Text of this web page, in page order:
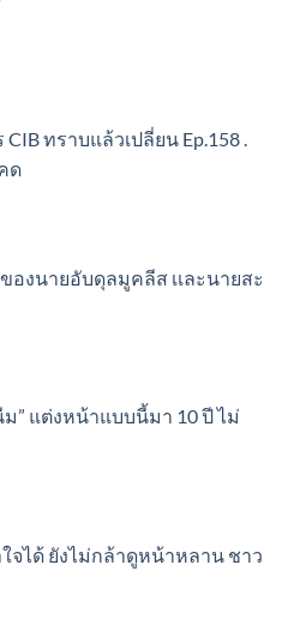
ทราบแล้วเปลี่ยน Ep.158 .
ด
องนายอับดุลมูคลีส เเละนายสะ
ม” แต่งหน้าแบบนี้มา 10 ปี ไม่
จได้ ยังไม่กล้าดูหน้าหลาน ชาว